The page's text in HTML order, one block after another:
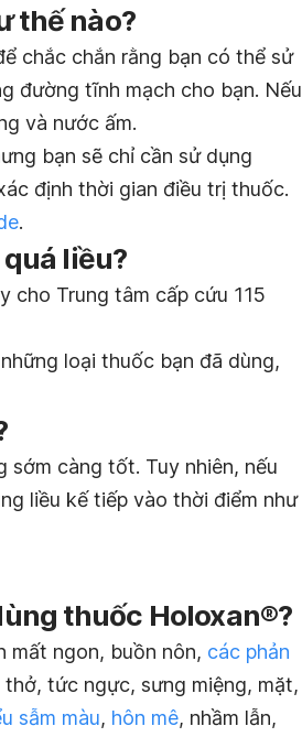
thế nào?
chắc chắn rằng bạn có thể sử
đường tĩnh mạch cho bạn. Nếu
và nước ấm.
bạn sẽ chỉ cần sử dụng
định thời gian điều trị thuốc.
.
liều?
cho Trung tâm cấp cứu 115
loại thuốc bạn đã dùng,
sớm càng tốt. Tuy nhiên, nếu
liều kế tiếp vào thời điểm như
thuốc Holoxan®?
mất ngon, buồn nôn, các phản
thở, tức ngực, sưng miệng, mặt,
sẫm màu, hôn mê, nhầm lẫn,